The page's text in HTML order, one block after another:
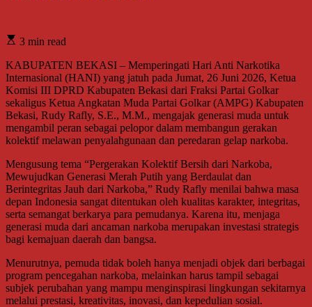
3 min read
KABUPATEN BEKASI – Memperingati Hari Anti Narkotika
Internasional (HANI) yang jatuh pada Jumat, 26 Juni 2026, Ketua
Komisi III DPRD Kabupaten Bekasi dari Fraksi Partai Golkar
sekaligus Ketua Angkatan Muda Partai Golkar (AMPG) Kabupaten
Bekasi, Rudy Rafly, S.E., M.M., mengajak generasi muda untuk
mengambil peran sebagai pelopor dalam membangun gerakan
kolektif melawan penyalahgunaan dan peredaran gelap narkoba.
Mengusung tema “Pergerakan Kolektif Bersih dari Narkoba,
Mewujudkan Generasi Merah Putih yang Berdaulat dan
Berintegritas Jauh dari Narkoba,” Rudy Rafly menilai bahwa masa
depan Indonesia sangat ditentukan oleh kualitas karakter, integritas,
serta semangat berkarya para pemudanya. Karena itu, menjaga
generasi muda dari ancaman narkoba merupakan investasi strategis
bagi kemajuan daerah dan bangsa.
Menurutnya, pemuda tidak boleh hanya menjadi objek dari berbagai
program pencegahan narkoba, melainkan harus tampil sebagai
subjek perubahan yang mampu menginspirasi lingkungan sekitarnya
melalui prestasi, kreativitas, inovasi, dan kepedulian sosial.